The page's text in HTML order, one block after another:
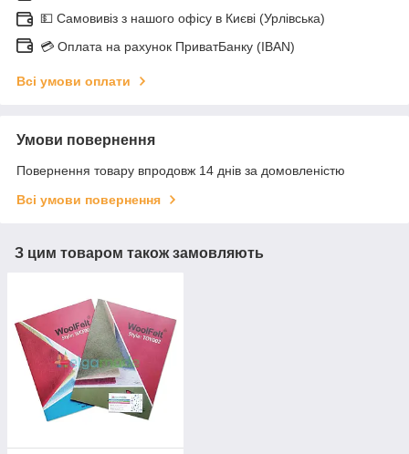
💵 Самовивіз з нашого офісу в Києві (Урлівська)
💳 Оплата на рахунок ПриватБанку (IBAN)
Всі умови оплати
Умови повернення
Повернення товару впродовж 14 днів за домовленістю
Всі умови повернення
З цим товаром також замовляють